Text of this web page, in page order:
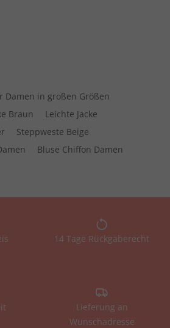
Damen in großen Größen
Braun
Leichte Jacke
Steppweste Beige
Bluse Chiffon Damen
14 Tage Rückgaberecht
Lieferung an
Wunschadresse